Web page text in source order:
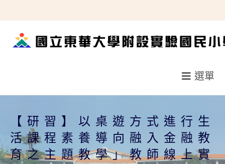
轉
選單
【研習】以桌遊方式進行生
活課程素養導向融入金融教
育之主題教學」教師線上實